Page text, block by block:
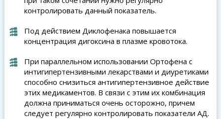
контролировать данный показатель.
Под действием Диклофенака повышается
концентрация дигоксина в плазме кровотока.
При параллельном использовании Ортофена с
интигипертензивными лекарствами и диуретиками
способно снизиться антигипертензивное действие
этих медикаментов. В связи с этим их комбинация
должна приниматься очень осторожно, причем
следует регулярно контролировать показатели АД.